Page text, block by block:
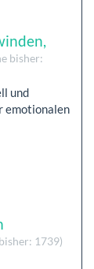
bisher:
und
emotionalen
1739)